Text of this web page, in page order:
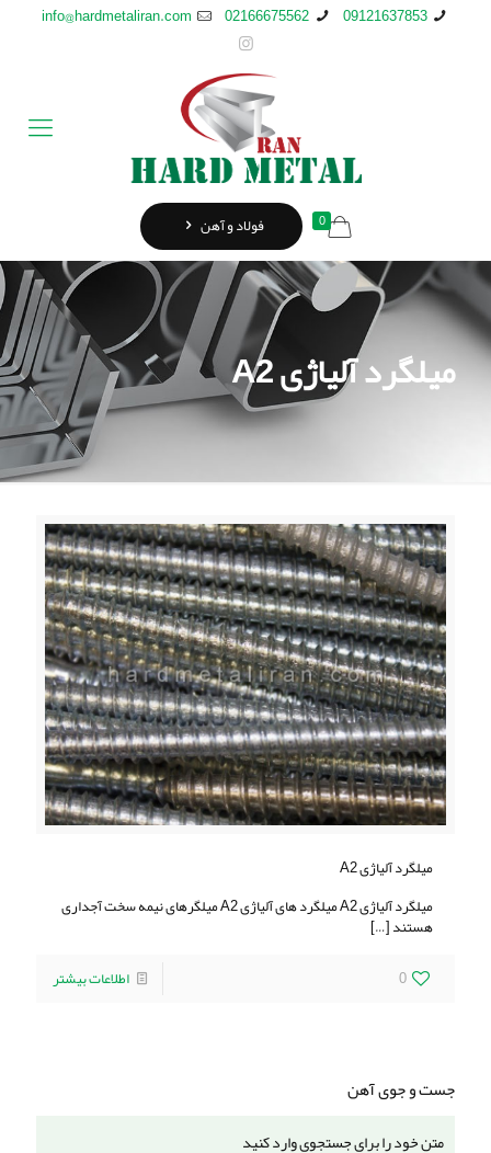
09121637853
02166675562
info@hardmetaliran.com
0 فولاد و آهن
میلگرد آلیاژی A2
میلگرد آلیاژی A2
میلگرد آلیاژی A2 میلگرد های آلیاژی A2 میلگرهای نیمه سخت آجداری
هستند[…]
0
اطلاعات بیشتر
جست و جوی آهن